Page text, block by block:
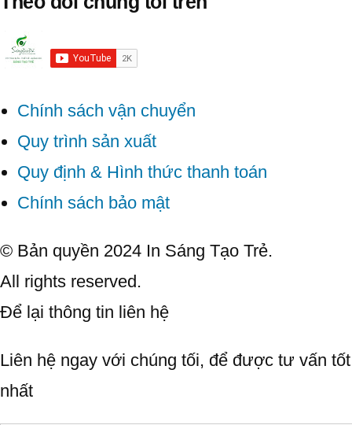
Chính sách vận chuyển
Quy trình sản xuất
Quy định & Hình thức thanh toán
Chính sách bảo mật
© Bản quyền 2024 In Sáng Tạo Trẻ.
All rights reserved.
Để lại thông tin liên hệ
Liên hệ ngay với chúng tối, để được tư vấn tốt
nhất